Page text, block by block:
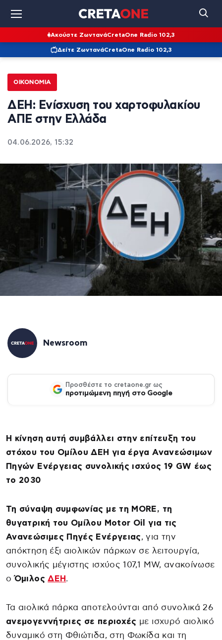
Ακούστε ΖωντανάCretaOne Radio 102,3
Δείτε ΖωντανάCretaOne Radio 102,3
ΟΙΚΟΝΟΜΊΑ
ΔΕΗ: Ενίσχυση του χαρτοφυλακίου
ΑΠΕ στην Ελλάδα
04.06.2026, 15:32
Newsroom
Προσθέστε το cretaone.gr ως
προτιμώμενη πηγή στο Google
Η κίνηση αυτή συμβάλλει στην επίτευξη του
στόχου του Ομίλου ΔΕΗ για έργα Ανανεώσιμων
Πηγών Ενέργειας συνολικής ισχύος 19 GW έως
το 2030
Τη σύναψη συμφωνίας με τη MORE, τη
θυγατρική του Ομίλου Motor Oil για τις
Ανανεώσιμες Πηγές Ενέργειας, για την
απόκτηση έξι αιολικών πάρκων σε λειτουργία,
συνολικής μέγιστης ισχύος 107,1 MW, ανακοίνωσε
οΌμιλοςΔΕΗ .
Τα αιολικά πάρκα αποτελούνται από συνολικά 26
ανεμογεννήτριες σε περιοχές με ισχυρό αιολικό
δυναμικό στη Φθιώτιδα, στη Φωκίδα και τη